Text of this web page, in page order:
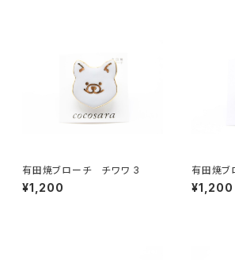
有田焼ブローチ チワワ 3
¥1,200
有田焼ブ
¥1,200